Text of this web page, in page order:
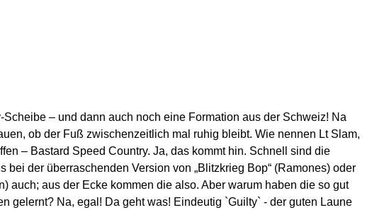
– und dann auch noch eine Formation aus der Schweiz! Na
ob der Fuß zwischenzeitlich mal ruhig bleibt. Wie nennen Lt Slam,
– Bastard Speed Country. Ja, das kommt hin. Schnell sind die
bei der überraschenden Version von „Blitzkrieg Bop“ (Ramones) oder
auch; aus der Ecke kommen die also. Aber warum haben die so gut
gelernt? Na, egal! Da geht was! Eindeutig `Guilty` - der guten Laune